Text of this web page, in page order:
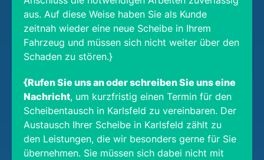
aus. Auf diese Weise haben Sie als Kunde
zeitnah wieder eine neue Scheibe in Ihrem
Fahrzeug und müssen sich nicht weiter über den
Schaden zu stören.}
{Rufen Sie uns an oder schreiben Sie uns eine
Nachricht, um kurzfristig einen Termin für den
Scheibentausch in Karlsfeld zu vereinbaren. Der
Austausch Ihrer Scheibe in Karlsfeld zählt zu
den Leistungen, die wir besonders gerne für Sie
übernehmen. Sie müssen sich dabei nicht mit